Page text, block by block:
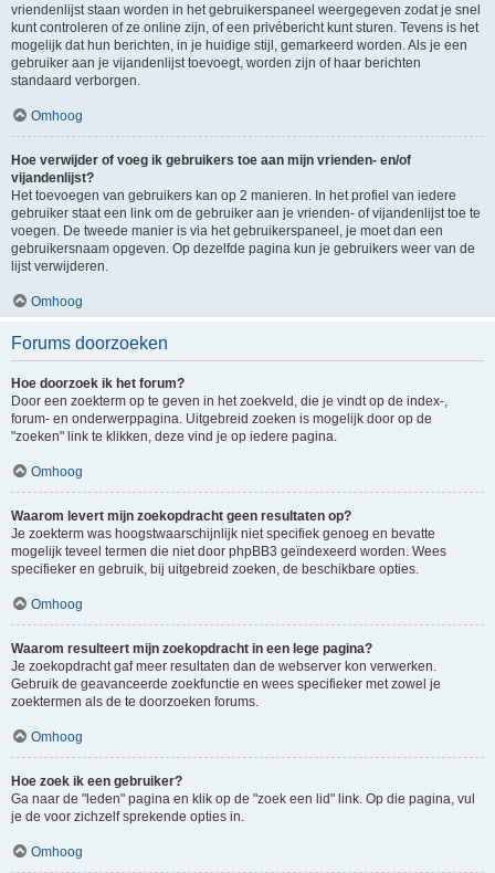
vriendenlijst staan worden in het gebruikerspaneel weergegeven zodat je snel
kunt controleren of ze online zijn, of een privébericht kunt sturen. Tevens is het
mogelijk dat hun berichten, in je huidige stijl, gemarkeerd worden. Als je een
gebruiker aan je vijandenlijst toevoegt, worden zijn of haar berichten
standaard verborgen.
Omhoog
Hoe verwijder of voeg ik gebruikers toe aan mijn vrienden- en/of
vijandenlijst?
Het toevoegen van gebruikers kan op 2 manieren. In het profiel van iedere
gebruiker staat een link om de gebruiker aan je vrienden- of vijandenlijst toe te
voegen. De tweede manier is via het gebruikerspaneel, je moet dan een
gebruikersnaam opgeven. Op dezelfde pagina kun je gebruikers weer van de
lijst verwijderen.
Omhoog
Forums doorzoeken
Hoe doorzoek ik het forum?
Door een zoekterm op te geven in het zoekveld, die je vindt op de index-,
forum- en onderwerppagina. Uitgebreid zoeken is mogelijk door op de
"zoeken" link te klikken, deze vind je op iedere pagina.
Omhoog
Waarom levert mijn zoekopdracht geen resultaten op?
Je zoekterm was hoogstwaarschijnlijk niet specifiek genoeg en bevatte
mogelijk teveel termen die niet door phpBB3 geïndexeerd worden. Wees
specifieker en gebruik, bij uitgebreid zoeken, de beschikbare opties.
Omhoog
Waarom resulteert mijn zoekopdracht in een lege pagina?
Je zoekopdracht gaf meer resultaten dan de webserver kon verwerken.
Gebruik de geavanceerde zoekfunctie en wees specifieker met zowel je
zoektermen als de te doorzoeken forums.
Omhoog
Hoe zoek ik een gebruiker?
Ga naar de "leden" pagina en klik op de "zoek een lid" link. Op die pagina, vul
je de voor zichzelf sprekende opties in.
Omhoog